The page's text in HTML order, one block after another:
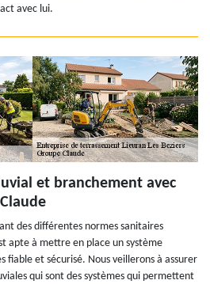
avec lui.
et branchement avec
des différentes normes sanitaires
apte à mettre en place un système
fiable et sécurisé. Nous veillerons à assurer
qui sont des systèmes qui permettent